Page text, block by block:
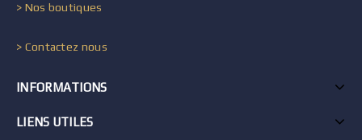
> Nos boutiques
> Contactez nous
INFORMATIONS
LIENS UTILES